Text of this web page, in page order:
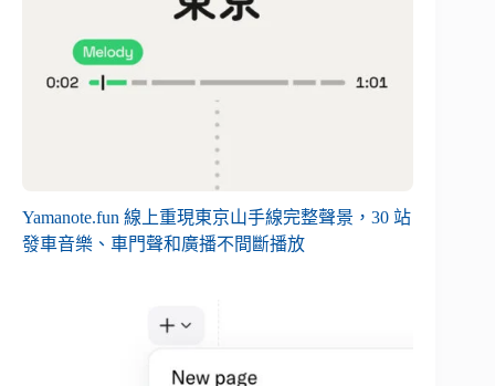
Yamanote.fun 線上重現東京山手線完整聲景，30 站
發車音樂、車門聲和廣播不間斷播放